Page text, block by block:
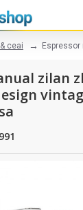
ceai Espressor
zilan